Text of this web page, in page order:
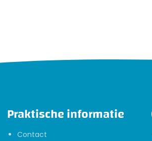
Praktische informatie
Contact